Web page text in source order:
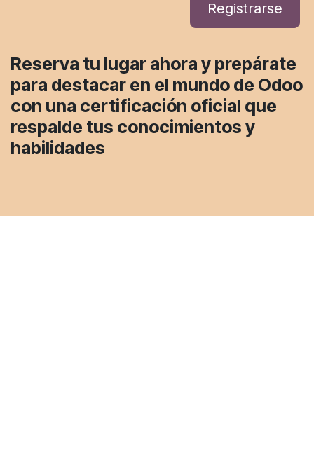
Registrarse
Reserva tu lugar ahora y prepárate
para destacar en el mundo de Odoo
con una certificación oficial que
respalde tus conocimientos y
habilidades